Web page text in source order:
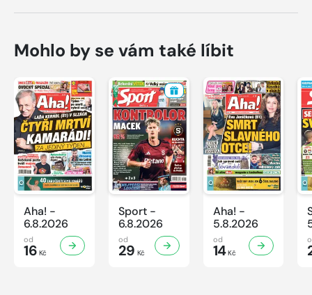
Mohlo by se vám také líbit
Aha! -
6.8.2026
od
16 Kč
Sport -
6.8.2026
od
29 Kč
Aha! -
5.8.2026
od
14Kč